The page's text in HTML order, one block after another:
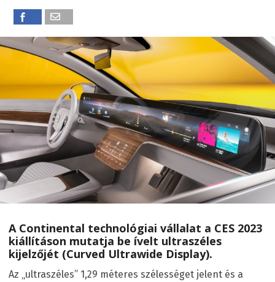
A Continental technológiai vállalat a CES 2023
kiállításon mutatja be ívelt ultraszéles
kijelzőjét (Curved Ultrawide Display).
Az „ultraszéles” 1,29 méteres szélességet jelent és a